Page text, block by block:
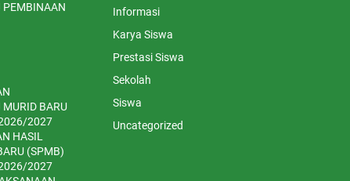
PEMBINAAN
BARU
2027
HASIL
(SPMB)
2027
Informasi
Karya Siswa
Prestasi Siswa
Sekolah
Siswa
Uncategorized